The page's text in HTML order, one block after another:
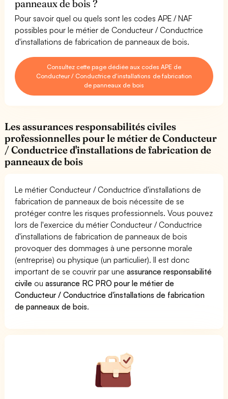
panneaux de bois ?
Pour savoir quel ou quels sont les codes APE / NAF
possibles pour le métier de Conducteur / Conductrice
d'installations de fabrication de panneaux de bois.
Consultez cette page dédiée aux codes APE de
Conducteur / Conductrice d'installations de fabrication
de panneaux de bois
Les assurances responsabilités civiles
professionnelles pour le métier de Conducteur
/ Conductrice d'installations de fabrication de
panneaux de bois
Le métier Conducteur / Conductrice d'installations de
fabrication de panneaux de bois nécessite de se
protéger contre les risques professionnels. Vous pouvez
lors de l'exercice du métier Conducteur / Conductrice
d'installations de fabrication de panneaux de bois
provoquer des dommages à une personne morale
(entreprise) ou physique (un particulier). Il est donc
important de se couvrir par uneassurance responsabilité
civile ouassurance RC PRO pour le métier de
Conducteur / Conductrice d'installations de fabrication
de panneaux de bois.